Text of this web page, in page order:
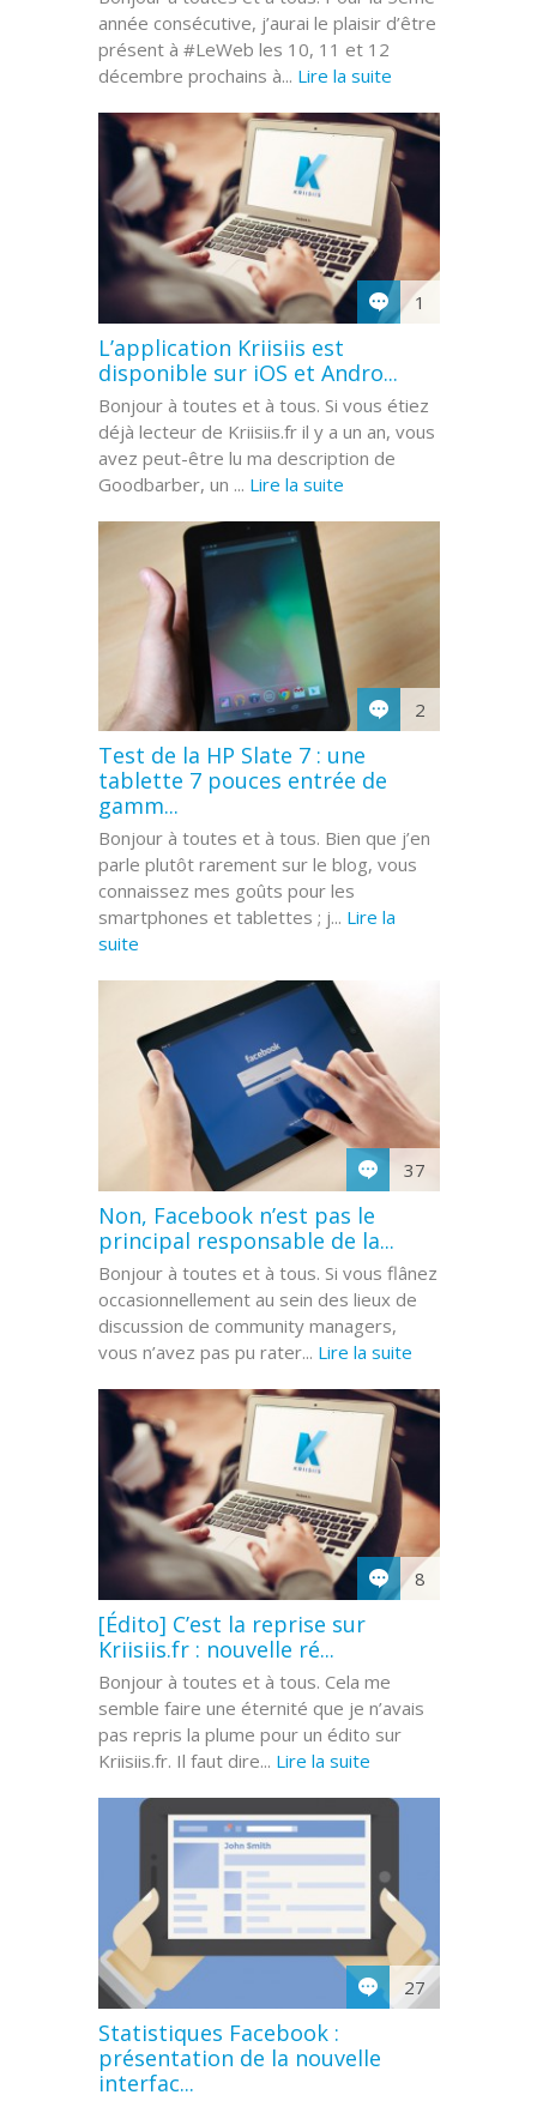
année consécutive, j’aurai le plaisir d’être
présent à #LeWeb les 10, 11 et 12
décembre prochains à... Lire la suite
1
L’application Kriisiis est
disponible sur iOS et Andro...
Bonjour à toutes et à tous. Si vous étiez
déjà lecteur de Kriisiis.fr il y a un an, vous
avez peut-être lu ma description de
Goodbarber, un ... Lire la suite
2
Test de la HP Slate 7 : une
tablette 7 pouces entrée de
gamm...
Bonjour à toutes et à tous. Bien que j’en
parle plutôt rarement sur le blog, vous
connaissez mes goûts pour les
smartphones et tablettes ; j... Lire la
suite
37
Non, Facebook n’est pas le
principal responsable de la...
Bonjour à toutes et à tous. Si vous flânez
occasionnellement au sein des lieux de
discussion de community managers,
vous n’avez pas pu rater... Lire la suite
8
[Édito] C’est la reprise sur
Kriisiis.fr : nouvelle ré...
Bonjour à toutes et à tous. Cela me
semble faire une éternité que je n’avais
pas repris la plume pour un édito sur
Kriisiis.fr. Il faut dire... Lire la suite
27
Statistiques Facebook :
présentation de la nouvelle
interfac...